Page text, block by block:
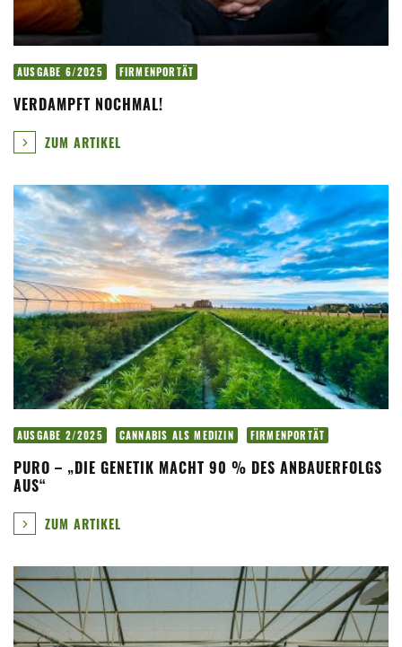
AUSGABE 6/2025 FIRMENPORTÄT
VERDAMPFT NOCHMAL!
ZUM ARTIKEL
AUSGABE 2/2025 CANNABIS ALS MEDIZIN FIRMENPORTÄT
PURO – „DIE GENETIK MACHT 90 % DES ANBAUERFOLGS
AUS“
ZUM ARTIKEL